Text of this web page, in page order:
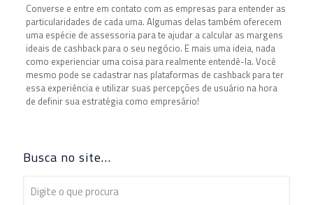
Converse e entre em contato com as empresas para entender as
particularidades de cada uma. Algumas delas também oferecem
uma espécie de assessoria para te ajudar a calcular as margens
ideais de cashback para o seu negócio. E mais uma ideia, nada
como experienciar uma coisa para realmente entendê-la. Você
mesmo pode se cadastrar nas plataformas de cashback para ter
essa experiência e utilizar suas percepções de usuário na hora
de definir sua estratégia como empresário!
Busca no site…